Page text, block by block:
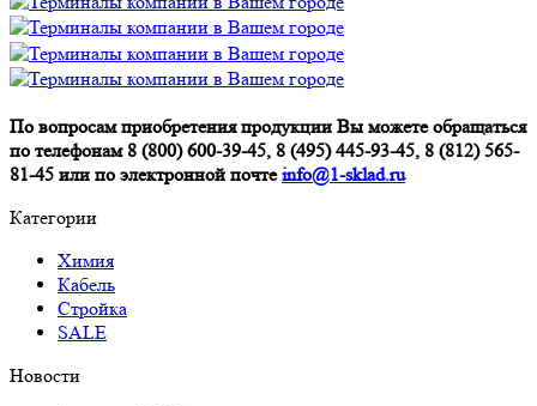
По вопросам приобретения продукции Вы можете обращаться
по телефонам 8 (800) 600-39-45, 8 (495) 445-93-45, 8 (812) 565-
81-45 или по электронной почтеinfo@1-sklad.ru
Категории
Химия
Кабель
Стройка
SALE
Новости